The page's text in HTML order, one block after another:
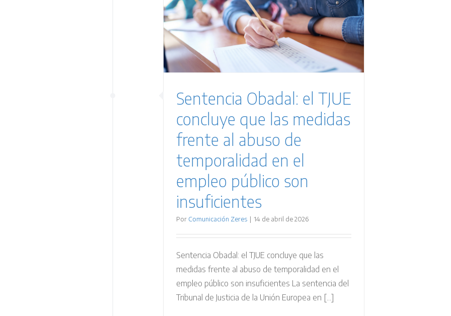
Sentencia Obadal: el TJUE
concluye que las medidas
frente al abuso de
temporalidad en el
empleo público son
insuficientes
Por Comunicación Zeres | 14 de abril de 2026
Sentencia Obadal: el TJUE concluye que las
medidas frente al abuso de temporalidad en el
empleo público son insuficientes La sentencia del
Tribunal de Justicia de la Unión Europea en [...]